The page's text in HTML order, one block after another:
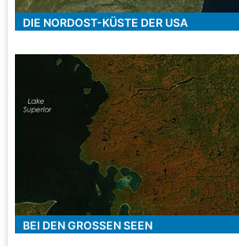
DIE NORDOST-KÜSTE DER USA
BEI DEN GROSSEN SEEN